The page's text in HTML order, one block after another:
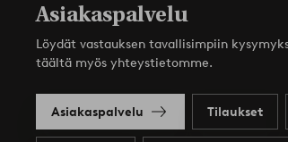
Asiakaspalvelu
Löydät vastauksen tavallisimpiin
täältä myös yhteystietomme.
Asiakaspalvelu Tilaukset